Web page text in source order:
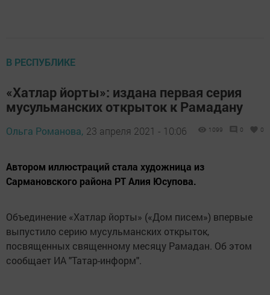
В РЕСПУБЛИКЕ
«Хатлар йорты»: издана первая серия
мусульманских открыток к Рамадану
Ольга Романова, 23 апреля 2021 - 10:06 1099 0 0
Автором иллюстраций стала художница из
Сармановского района РТ Алия Юсупова.
Объединение «Хатлар йорты» («Дом писем») впервые
выпустило серию мусульманских открыток,
посвященных священному месяцу Рамадан. Об этом
сообщает ИА "Татар-информ".